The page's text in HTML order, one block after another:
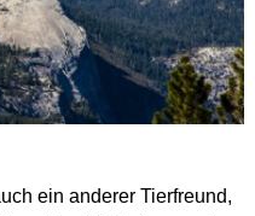
ein anderer Tierfreund,